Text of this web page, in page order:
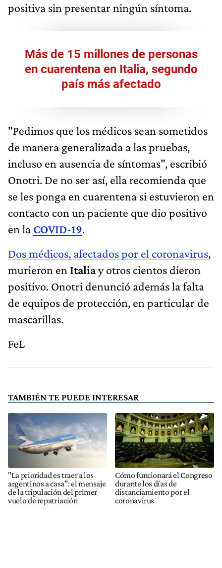
positiva sin presentar ningún síntoma.
Más de 15 millones de personas
en cuarentena en Italia, segundo
país más afectado
"Pedimos que los médicos sean sometidos
de manera generalizada a las pruebas,
incluso en ausencia de síntomas", escribió
Onotri. De no ser así, ella recomienda que
se les ponga en cuarentena si estuvieron en
contacto con un paciente que dio positivo
en la COVID-19.
Dos médicos, afectados por el coronavirus,
murieron en Italiay otros cientos dieron
positivo. Onotri denunció además la falta
de equipos de protección, en particular de
mascarillas.
FeL
TAMBIÉN TE PUEDE INTERESAR
"La prioridad es traer a los
argentinos a casa": el mensaje
de la tripulación del primer
vuelo de repatriación
Cómo funcionará el Congreso
durante los días de
distanciamiento por el
coronavirus